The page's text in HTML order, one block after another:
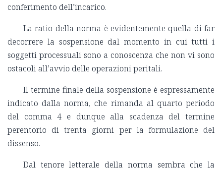
conferimento dell’incarico.
La ratio della norma è evidentemente quella di far
decorrere la sospensione dal momento in cui tutti i
soggetti processuali sono a conoscenza che non vi sono
ostacoli all’avvio delle operazioni peritali.
Il termine finale della sospensione è espressamente
indicato dalla norma, che rimanda al quarto periodo
del comma 4 e dunque alla scadenza del termine
perentorio di trenta giorni per la formulazione del
dissenso.
Dal tenore letterale della norma sembra che la